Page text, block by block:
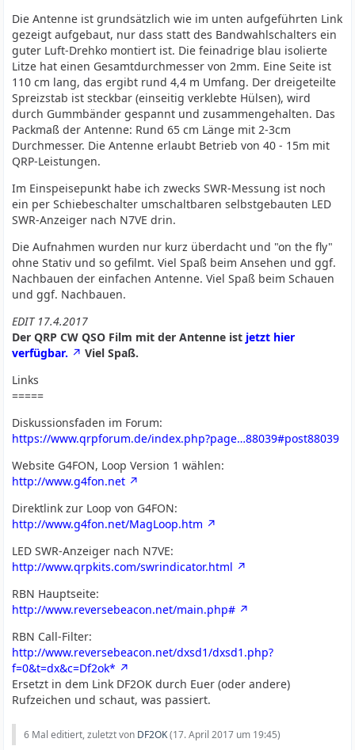
Die Antenne ist grundsätzlich wie im unten aufgeführten Link
gezeigt aufgebaut, nur dass statt des Bandwahlschalters ein
guter Luft-Drehko montiert ist. Die feinadrige blau isolierte
Litze hat einen Gesamtdurchmesser von 2mm. Eine Seite ist
110 cm lang, das ergibt rund 4,4 m Umfang. Der dreigeteilte
Spreizstab ist steckbar (einseitig verklebte Hülsen), wird
durch Gummbänder gespannt und zusammengehalten. Das
Packmaß der Antenne: Rund 65 cm Länge mit 2-3cm
Durchmesser. Die Antenne erlaubt Betrieb von 40 - 15m mit
QRP-Leistungen.
Im Einspeisepunkt habe ich zwecks SWR-Messung ist noch
ein per Schiebeschalter umschaltbaren selbstgebauten LED
SWR-Anzeiger nach N7VE drin.
Die Aufnahmen wurden nur kurz überdacht und "on the fly"
ohne Stativ und so gefilmt. Viel Spaß beim Ansehen und ggf.
Nachbauen der einfachen Antenne. Viel Spaß beim Schauen
und ggf. Nachbauen.
EDIT 17.4.2017
Der QRP CW QSO Film mit der Antenne ist jetzt hier
verfügbar.
Viel Spaß.
Links
=====
Diskussionsfaden im Forum:
https://www.qrpforum.de/index.php?page…88039#post88039
Website G4FON, Loop Version 1 wählen:
http://www.g4fon.net
Direktlink zur Loop von G4FON:
http://www.g4fon.net/MagLoop.htm
LED SWR-Anzeiger nach N7VE:
http://www.qrpkits.com/swrindicator.html
RBN Hauptseite:
http://www.reversebeacon.net/main.php#
RBN Call-Filter:
http://www.reversebeacon.net/dxsd1/dxsd1.php?
f=0&t=dx&c=Df2ok*
Ersetzt in dem Link DF2OK durch Euer (oder andere)
Rufzeichen und schaut, was passiert.
6 Mal editiert, zuletzt von DF2OK(17. April 2017 um 19:45)